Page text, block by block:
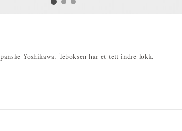
Yoshikawa. Teboksen har et tett indre lokk.